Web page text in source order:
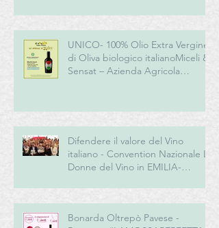
UNICO- 100% Olio Extra Vergine
di Oliva biologico italianoMiceli &
Sensat – Azienda Agricola
Difendere il valore del Vino
italiano - Convention Nazionale Le
Donne del Vino in EMILIA-
Bonarda Oltrepò Pavese -